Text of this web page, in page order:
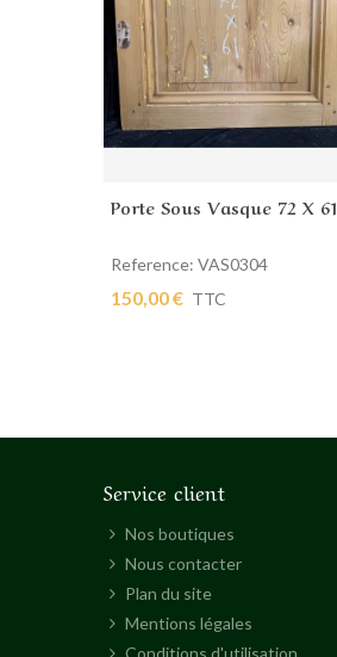
Ajouter au panier
Porte Sous Vasque 72 X 61
Reference: VAS0304
150,00 € TTC
Service client
Nos boutiques
Nous contacter
Plan du site
Mentions légales
Conditions d'utilisation